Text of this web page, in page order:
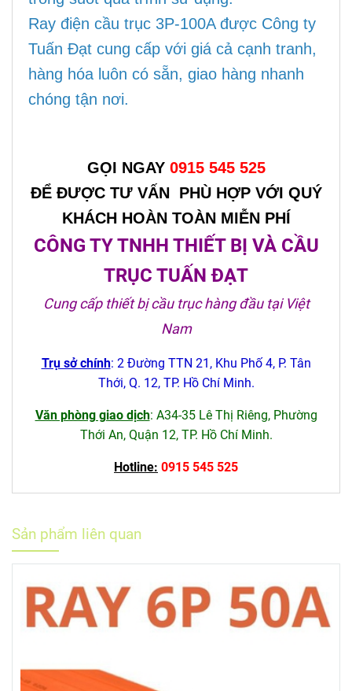
Ray điện cầu trục 3P-100A được Công ty
Tuấn Đạt cung cấp với giá cả cạnh tranh,
hàng hóa luôn có sẵn, giao hàng nhanh
chóng tận nơi.
GỌI NGAY 0915 545 525
ĐỂ ĐƯỢC TƯ VẤN PHÙ HỢP VỚI QUÝ
KHÁCH HOÀN TOÀN MIỄN PHÍ
CÔNG TY TNHH THIẾT BỊ VÀ CẦU
TRỤC TUẤN ĐẠT
Cung cấp thiết bị cầu trục hàng đầu tại Việt
Nam
Trụ sở chính: 2 Đường TTN 21, Khu Phố 4, P. Tân
Thới, Q. 12, TP. Hồ Chí Minh.
Văn phòng giao dịch: A34-35 Lê Thị Riêng, Phường
Thới An, Quận 12, TP. Hồ Chí Minh.
Hotline: 0915 545 525
Sản phẩm liên quan